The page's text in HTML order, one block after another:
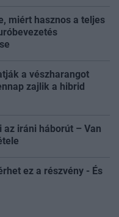
miért hasznos a teljes
a vészharangot
zajlik a hibrid
iráni háborút – Van
ez a részvény - És